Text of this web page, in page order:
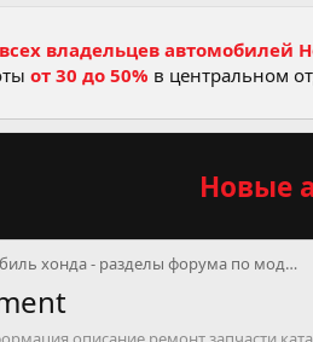
владельцев автомобилей
от 30 до 50% в центральном
Новые
Автомобиль хонда - разделы форума по моделям, серв